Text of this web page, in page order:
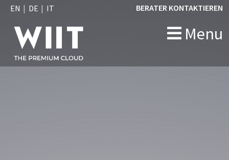
EN DE IT
Menu
BERATER KONTAKTIEREN